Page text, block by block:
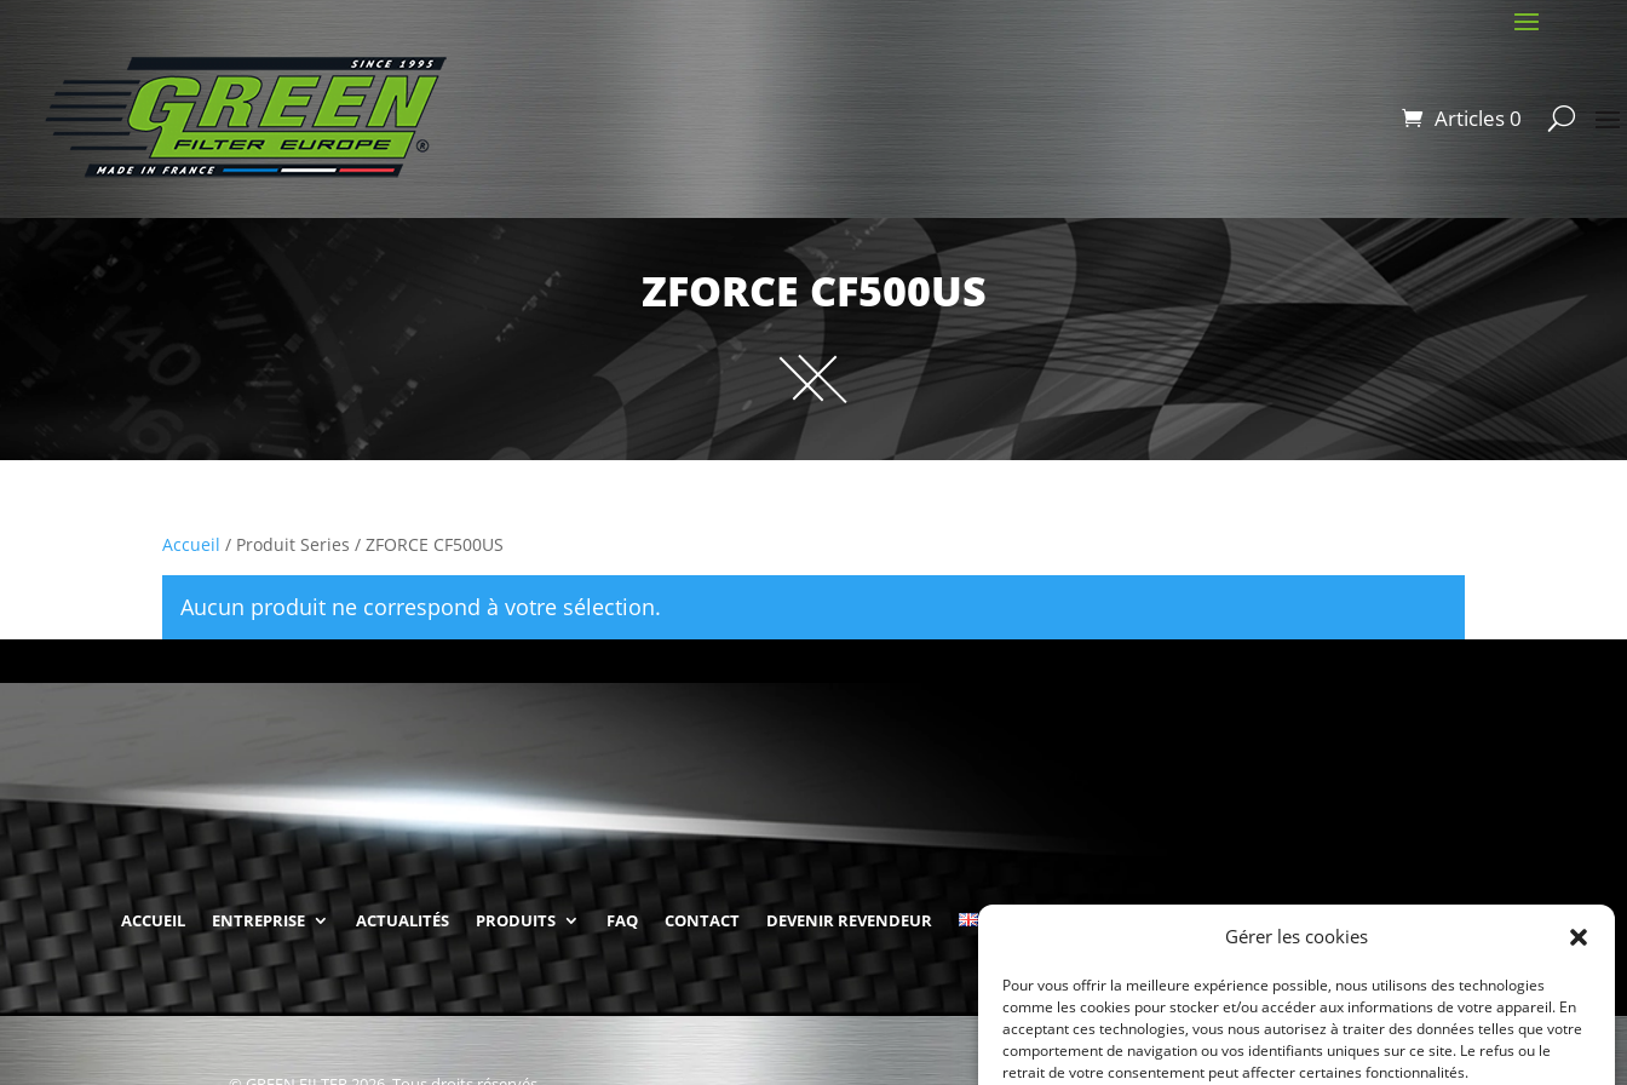
Gérer les cookies
Pour vous offrir la meilleure expérience possible, nous utilisons des technologies
comme les cookies pour stocker et/ou accéder aux informations de votre appareil. En
acceptant ces technologies, vous nous autorisez à traiter des données telles que votre
comportement de navigation ou vos identifiants uniques sur ce site. Le refus ou le
retrait de votre consentement peut affecter certaines fonctionnalités.
Articles 0
ZFORCE CF500US
Accueil / Produit Series / ZFORCE CF500US
Aucun produit ne correspond à votre sélection.
ACCUEIL ENTREPRISE ACTUALITÉS PRODUITS FAQ CONTACT DEVENIR REVENDEUR